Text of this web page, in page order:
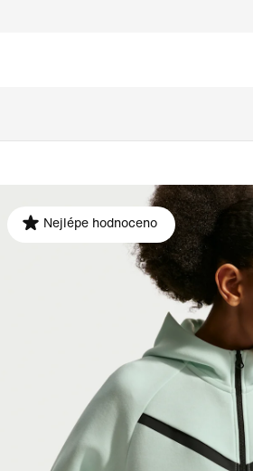
Nejlépe hodnoceno